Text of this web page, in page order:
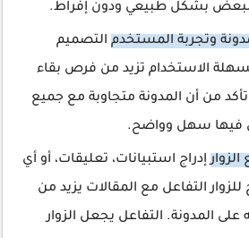
بشكل طبيعي ودون إفراط.
وتجربة المستخدم التصميم
الاستخدام تزيد من فرص بقاء
تأكد من أن المدونة متجاوبة مع جميع
فيها سهل وواضح.
إدراج استبيانات، تعليقات، أو أي
التفاعل مع المقالات يزيد من
المدونة. التفاعل يجعل الزوار